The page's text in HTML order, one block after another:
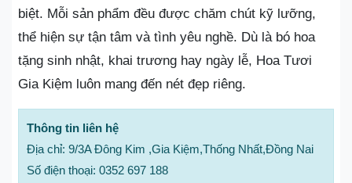
biệt. Mỗi sản phẩm đều được chăm chút kỹ lưỡng,
thể hiện sự tận tâm và tình yêu nghề. Dù là bó hoa
tặng sinh nhật, khai trương hay ngày lễ, Hoa Tươi
Gia Kiệm luôn mang đến nét đẹp riêng.
Thông tin liên hệ
Địa chỉ: 9/3A Đông Kim ,Gia Kiệm,Thống Nhất,Đồng Nai
Số điện thoại: 0352 697 188